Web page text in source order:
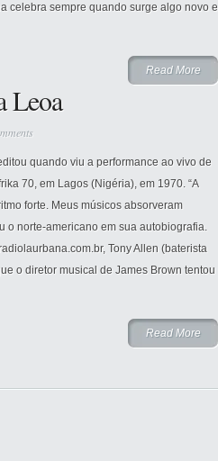
celebra sempre quando surge algo novo e
Read More
Leoa
quando viu a performance ao vivo de
70, em Lagos (Nigéria), em 1970. “A
forte. Meus músicos absorveram
o norte-americano em sua autobiografia.
Tony Allen (baterista
o diretor musical de James Brown tentou
Read More